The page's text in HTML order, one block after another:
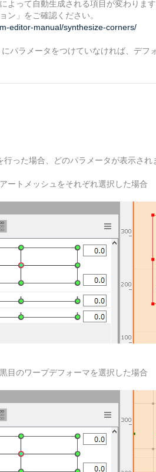
よって自動生成される項目が変わります
ン」をご確認ください。
editor-manual/synthesize-corners/
パラメータをつけていなければ、デ
った場合、どのパラメータが表示され
ートメッシュをそれぞれ選択した場合
目のワープデフォーマを選択した場合